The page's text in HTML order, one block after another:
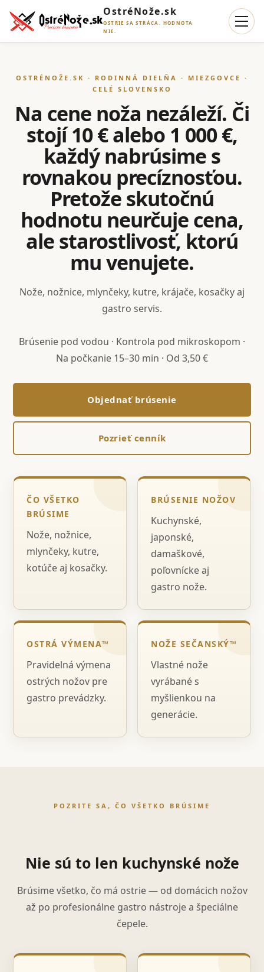
OstréNože.sk
OSTRIE SA STRÁCA. HODNOTA
NIE.
OSTRÉNOŽE.SK · RODINNÁ DIELŇA · MIEZGOVCE ·
CELÉ SLOVENSKO
Na cene noža nezáleží. Či
stojí 10 € alebo 1 000 €,
každý nabrúsime s
rovnakou precíznosťou.
Pretože skutočnú
hodnotu neurčuje cena,
ale starostlivosť, ktorú
mu venujete.
Nože, nožnice, mlynčeky, kutre, krájače, kosačky aj
gastro servis.
Brúsenie pod vodou · Kontrola pod mikroskopom ·
Na počkanie 15–30 min · Od 3,50 €
Objednať brúsenie
Pozrieť cenník
ČO VŠETKO
BRÚSIME
Nože, nožnice,
mlynčeky, kutre,
kotúče aj kosačky.
BRÚSENIE NOŽOV
Kuchynské,
japonské,
damaškové,
poľovnícke aj
gastro nože.
OSTRÁ VÝMENA™
Pravidelná výmena
ostrých nožov pre
gastro prevádzky.
NOŽE SEČANSKÝ™
Vlastné nože
vyrábané s
myšlienkou na
generácie.
POZRITE SA, ČO VŠETKO BRÚSIME
Nie sú to len kuchynské nože
Brúsime všetko, čo má ostrie — od domácich nožov
až po profesionálne gastro nástroje a špeciálne
čepele.